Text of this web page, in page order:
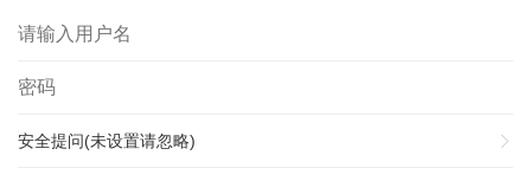
安全提问(未设置请忽略)